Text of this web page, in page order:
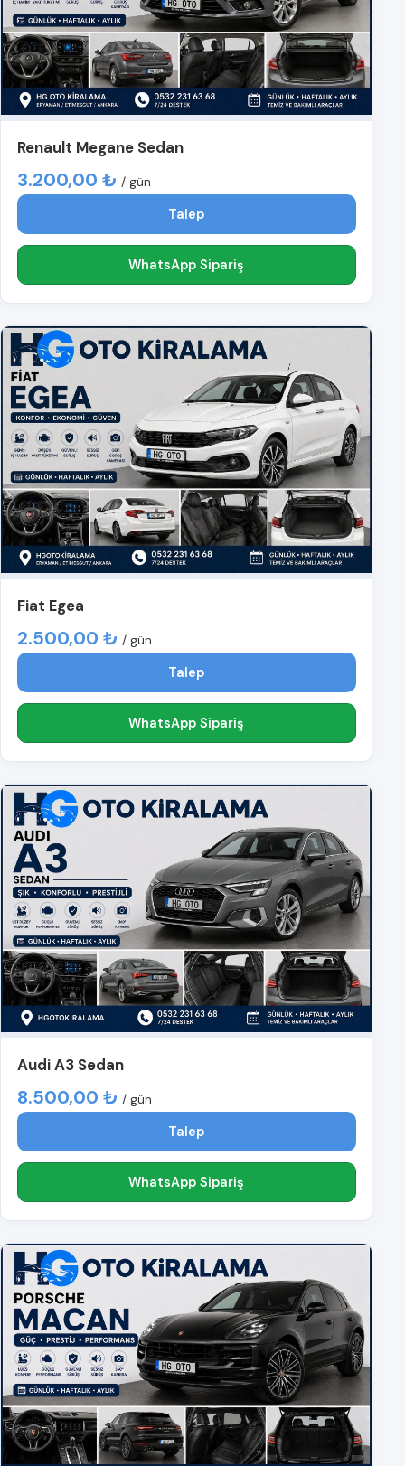
Renault Megane Sedan
3.200,00 ₺ / gün
Talep
WhatsApp Sipariş
Fiat Egea
2.500,00 ₺ / gün
Talep
WhatsApp Sipariş
Audi A3 Sedan
8.500,00 ₺ / gün
Talep
WhatsApp Sipariş